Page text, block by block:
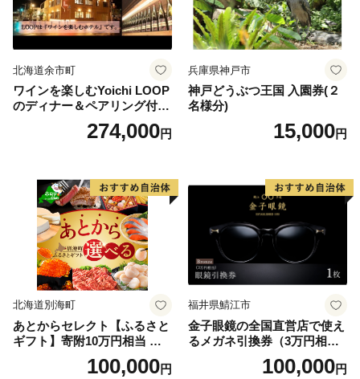
北海道余市町
ワインを楽しむYoichi LOOP
のディナー＆ペアリング付宿
泊プラン＜デラックスツイン
274,000円
兵庫県神戸市
神戸どうぶつ王国 入園券(２
名様分)
15,000円
北海道別海町
あとからセレクト【ふるさと
ギフト】寄附10万円相当 あ
とから選べる！ ギフト いく
ら ほたて 海鮮 牛肉 別海町
100,000円
福井県鯖江市
金子眼鏡の全国直営店で使え
るメガネ引換券（3万円相
100,000円